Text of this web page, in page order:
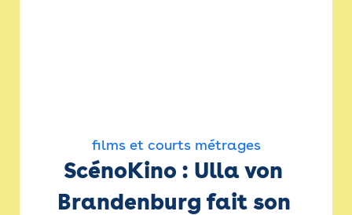
films et courts métrages
ScénoKino : Ulla von
Brandenburg fait son